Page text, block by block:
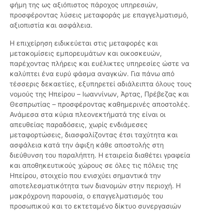
φήμη της ως αξιόπιστος πάροχος υπηρεσιών,
προσφέροντας λύσεις μεταφοράς με επαγγελματισμό,
αξιοπιστία και ασφάλεια.
Η επιχείρηση ειδικεύεται στις μεταφορές και
μετακομίσεις εμπορευμάτων και οικοσκευών,
παρέχοντας πλήρεις και ευέλικτες υπηρεσίες ώστε να
καλύπτει ένα ευρύ φάσμα αναγκών. Για πάνω από
τέσσερις δεκαετίες, εξυπηρετεί αδιάλειπτα όλους τους
νομούς της Ηπείρου – Ιωαννίνων, Άρτας, Πρέβεζας και
Θεσπρωτίας – προσφέροντας καθημερινές αποστολές.
Ανάμεσα στα κύρια πλεονεκτήματά της είναι οι
απευθείας παραδόσεις, χωρίς ενδιάμεσες
μεταφορτώσεις, διασφαλίζοντας έτσι ταχύτητα και
ασφάλεια κατά την άφιξη κάθε αποστολής στη
διεύθυνση του παραλήπτη. Η εταιρεία διαθέτει γραφεία
και αποθηκευτικούς χώρους σε όλες τις πόλεις της
Ηπείρου, στοιχείο που ενισχύει σημαντικά την
αποτελεσματικότητα των διανομών στην περιοχή. Η
μακρόχρονη παρουσία, ο επαγγελματισμός του
προσωπικού και το εκτεταμένο δίκτυο συνεργασιών